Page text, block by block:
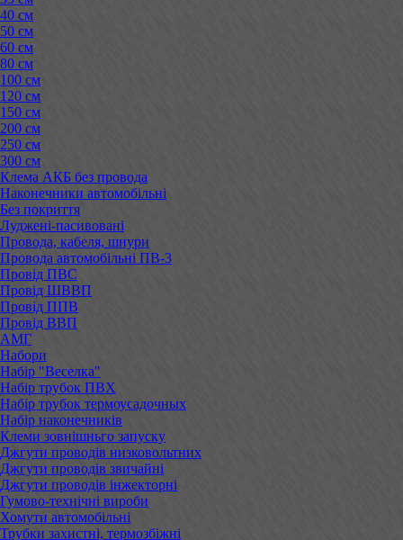
40 см
50 см
60 см
80 см
100 см
120 см
150 см
200 см
250 см
300 см
Клема АКБ без провода
Наконечники автомобільні
Без покриття
Луджені-пасивовані
Провода, кабеля, шнури
Провода автомобільні ПВ-3
Провід ПВС
Провід ШВВП
Провід ППВ
Провід ВВП
АМГ
Набори
Набір "Веселка"
Набір трубок ПВХ
Набір трубок термоусадочных
Набір наконечників
Клеми зовнішньго запуску
Джгути проводів низковольтних
Джгути проводів звичайні
Джгути проводів інжекторні
Гумово-технічні вироби
Хомути автомобільні
Трубки захистні, термозбіжні